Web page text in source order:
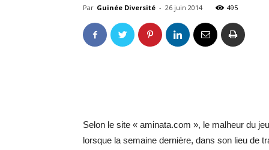
Par Guinée Diversité - 26 juin 2014 495
Selon le site « aminata.com », le malheur du
lorsque la semaine dernière, dans son lieu de